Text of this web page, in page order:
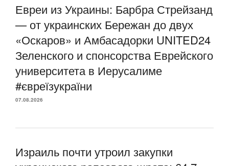
Евреи из Украины: Барбра Стрейзанд
— от украинских Бережан до двух
«Оскаров» и Амбасадорки UNITED24
Зеленского и спонсорства Еврейского
университета в Иерусалиме
#євреїзукраїни
07.08.2026
Израиль почти утроил закупки